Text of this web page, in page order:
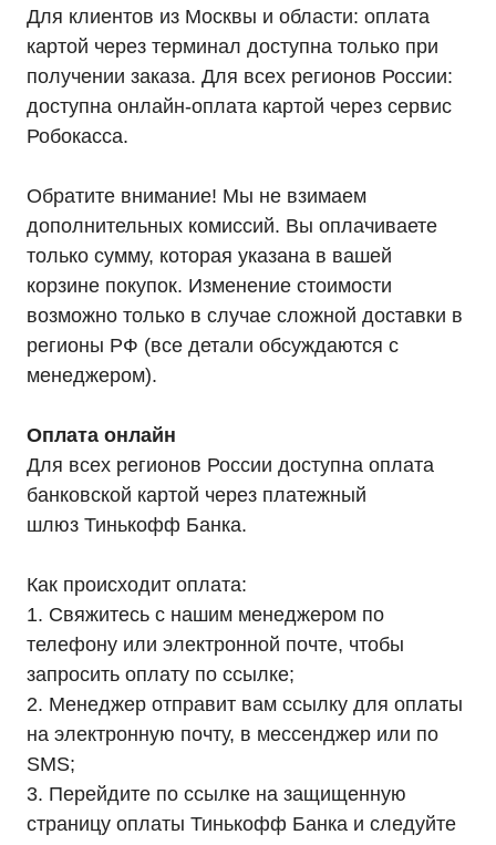
Для клиентов из Москвы и области: оплата
картой через терминал доступна только при
получении заказа. Для всех регионов России:
доступна онлайн-оплата картой через сервис
Робокасса.
Обратите внимание! Мы не взимаем
дополнительных комиссий. Вы оплачиваете
только сумму, которая указана в вашей
корзине покупок. Изменение стоимости
возможно только в случае сложной доставки в
регионы РФ (все детали обсуждаются с
менеджером).
Оплата онлайн
Для всех регионов России доступна оплата
банковской картой через платежный
шлюз Тинькофф Банка.
Как происходит оплата:
1. Свяжитесь с нашим менеджером по
телефону или электронной почте, чтобы
запросить оплату по ссылке;
2. Менеджер отправит вам ссылку для оплаты
на электронную почту, в мессенджер или по
SMS;
3. Перейдите по ссылке на защищенную
страницу оплаты Тинькофф Банка и следуйте
Каталог
Однофазные ИБП
Трехфазные ИБП
ИБП напольные Tower
ИБП стоечные Rack
ИБП с встроенными АКБ
ИБП Hiden Standart
ИБП Hiden Expert
ИБП HIDEN X-SOD (Na+)
Комплекты ИБП для котлов
Решения для предзапуска генераторов
Аккумуляторы для ИБП
Аксессуары